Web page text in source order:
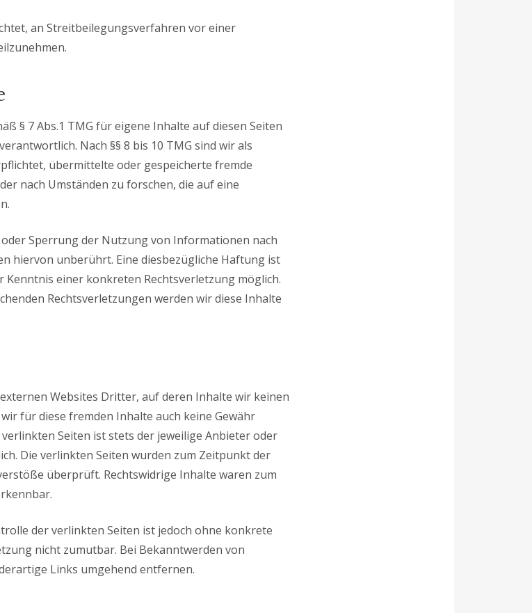
an Streitbeilegungsverfahren vor einer
§ 7 Abs.1 TMG für eigene Inhalte auf diesen Seiten
Nach §§ 8 bis 10 TMG sind wir als
übermittelte oder gespeicherte fremde
nach Umständen zu forschen, die auf eine
Sperrung der Nutzung von Informationen nach
hiervon unberührt. Eine diesbezügliche Haftung ist
Kenntnis einer konkreten Rechtsverletzung möglich.
Rechtsverletzungen werden wir diese Inhalte
Websites Dritter, auf deren Inhalte wir keinen
für diese fremden Inhalte auch keine Gewähr
Seiten ist stets der jeweilige Anbieter oder
Die verlinkten Seiten wurden zum Zeitpunkt der
überprüft. Rechtswidrige Inhalte waren zum
der verlinkten Seiten ist jedoch ohne konkrete
nicht zumutbar. Bei Bekanntwerden von
Links umgehend entfernen.